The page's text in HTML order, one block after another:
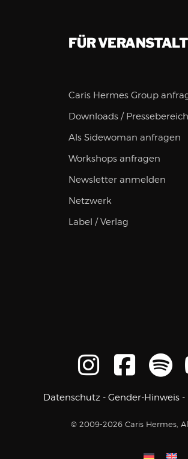
FÜR
Caris Hermes Group
Downloads / Pressebereich
Als Sidewoman anfragen
Workshops anfragen
Newsletter anmelden
Netzwerk
Label / Verlag
Datenschutz- Gender-Hinweis-
© 2009-2026 Caris Hermes,